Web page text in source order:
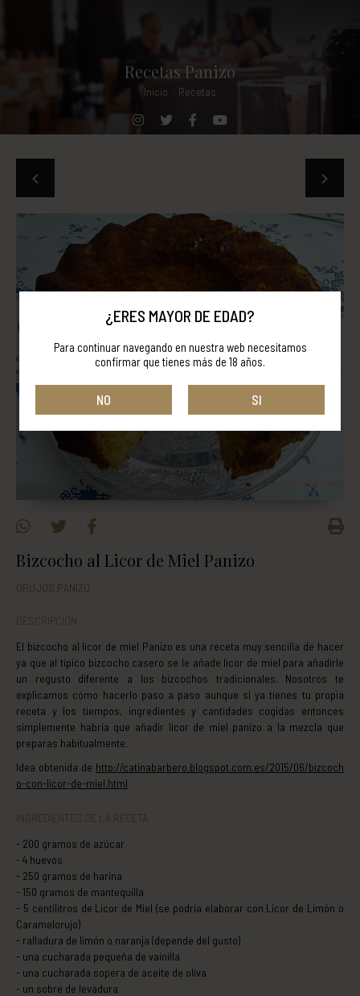
Recetas Panizo
Inicio Recetas
Bizcocho al Licor de Miel Panizo
ORUJOS PANIZO
DESCRIPCIÓN
El bizcocho al licor de miel Panizo es una receta muy sencilla de hacer
ya que al típico bizcocho casero se le añade licor de miel para añadirle
un regusto diferente a los bizcochos tradicionales. Nosotros te
explicamos cómo hacerlo paso a paso aunque si ya tienes tu propia
receta y los tiempos, ingredientes y cantidades cogidas entonces
simplemente habría que añadir licor de miel panizo a la mezcla que
preparas habitualmente.
Idea obtenida de http://catinabarbero.blogspot.com.es/2015/06/bizcoch
o-con-licor-de-miel.html
INGREDIENTES DE LA RECETA
200 gramos de azúcar
4 huevos
250 gramos de harina
150 gramos de mantequilla
5 centilitros de Licor de Miel (se podría elaborar con Licor de Limón o
Caramelorujo)
ralladura de limón o naranja (depende del gusto)
una cucharada pequeña de vainilla
una cucharada sopera de aceite de oliva
un sobre de levadura
¿ERES MAYOR DE EDAD?
Para continuar navegando en nuestra web necesitamos
confirmar que tienes más de 18 años.
NO SI